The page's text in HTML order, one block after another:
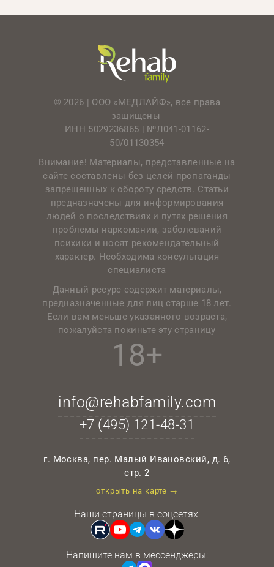
© 2026 | ООО «МЕДЛАЙФ», все права
защищены
ИНН 5029236865 | №Л041-01162-
50/01130354
Внимание! Материалы, представленные на
сайте составлены без целей пропаганды
запрещенных к обороту средств. Статьи
предназначены для информирования
людей о последствиях и путях решения
проблемы наркомании, заболеваний
психики и носят рекомендательный
характер. Необходима консультация
специалиста
Данный ресурс содержит материалы,
предназначенные для лиц старше 18 лет.
Если вам меньше указанного возраста,
пожалуйста покиньте эту страницу
18+
info@rehabfamily.com
+7 (495) 121-48-31
г. Москва, пер. Малый Ивановский, д. 6,
стр. 2
открыть на карте →
Наши страницы в соцсетях:
Напишите нам в мессенджеры: